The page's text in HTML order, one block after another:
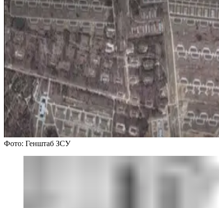
Фото: Генштаб ЗСУ